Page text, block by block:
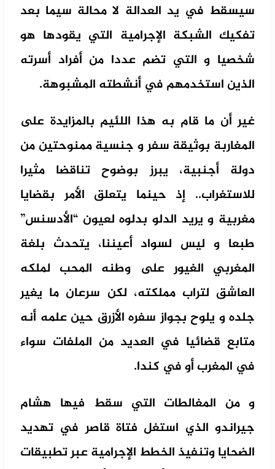
سيسقط في يد العدالة لا محالة سيما بعد
تفكيك الشبكة الإجرامية التي يقودها هو
شخصيا و التي تضم عددا من أفراد أسرته
الذين استخدمهم في أنشطته المشبوهة.
غير أن ما قام به هذا اللئيم بالمزايدة على
المغاربة بوثيقة سفر و جنسية ممنوحتين من
دولة أجنبية، يبرز بوضوح تناقضا مثيرا
للاستغراب.. إذ حينما يتعلق الأمر بقضايا
مغربية و يريد الدلو بدلوه لعيون “الأدسنس”
طبعا و ليس لسواد أعيننا، يتحدث بلغة
المغربي الغيور على وطنه المحب لملكه
العاشق لتراب مملكته، لكن سرعان ما يغير
جلده و يلوح بجواز سفره الأزرق حين علمه أنه
متابع قضائيا في العديد من الملفات سواء
في المغرب أو في كندا.
و من المغالطات التي سقط فيها هشام
جيراندو الذي استغل فتاة قاصر في تهديد
الضحايا وتنفيذ الخطط الإجرامية عبر تطبيقات